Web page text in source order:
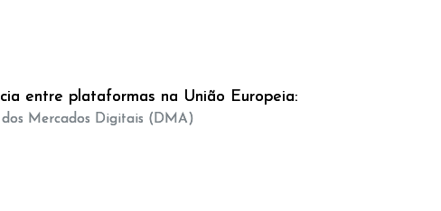
entre plataformas na União Europeia:
Mercados Digitais (DMA)